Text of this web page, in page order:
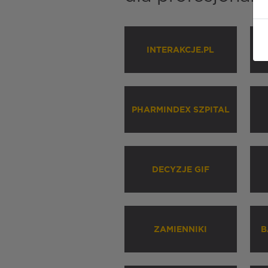
INTERAKCJE.PL
PHARMINDEX SZPITAL
DECYZJE GIF
ZAMIENNIKI